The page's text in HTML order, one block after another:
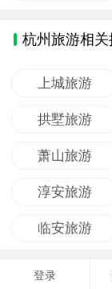
杭州旅游相关
上城旅游
拱墅旅游
萧山旅游
淳安旅游
临安旅游
登录